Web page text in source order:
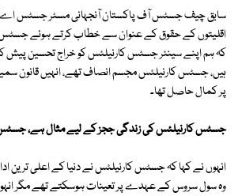
سابق چیف جسٹس آف پاکستان آنجہانی مسٹر جسٹس اے
اقلیتوں کے حقوق کے عنوان سے خطاب کرتے ہوئے جسٹس
کہ ہم اپنے سینئر جسٹس کارنیلئس کو خراج تحسین
ہیں، جسٹس کارنیلئس مجسم انصاف تھے، انہیں
پر کمال حاصل تھا۔
جسٹس کارنیلئس کی زندگی ججز کے لیے مثال ہے،
انہوں نے کہا کہ جسٹس کارنیلئس نے دنیا کے اعلی ترین
وہ سول سروس کے عہدے پر تعینات ہوسکتے تھے مگر